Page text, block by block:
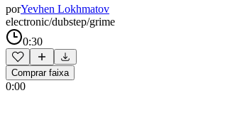
porYevhen Lokhmatov
electronic/dubstep/grime
0:30
Comprar faixa
0:00